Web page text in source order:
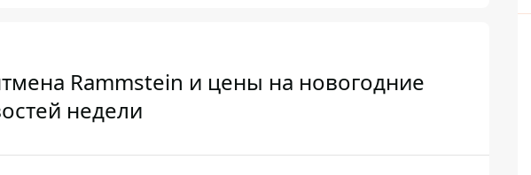
Rammstein и цены на новогодние
недели